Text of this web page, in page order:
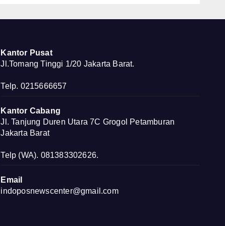
Kantor Pusat
Jl.Tomang Tinggi 1/20 Jakarta Barat.
Telp. 0215666657
Kantor Cabang
Jl. Tanjung Duren Utara 7C Grogol Petamburan
Jakarta Barat
Telp (WA). 081383302626.
Email
indoposnewscenter@gmail.com